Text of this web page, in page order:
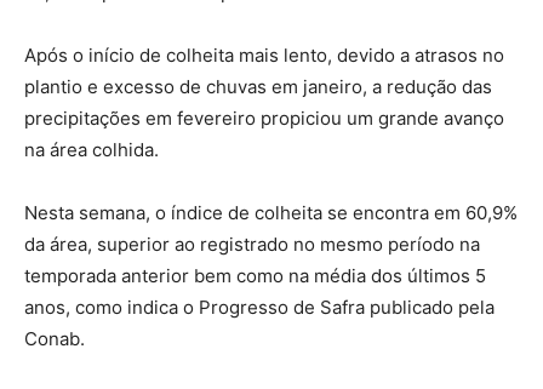
Após o início de colheita mais lento, devido a atrasos no
plantio e excesso de chuvas em janeiro, a redução das
precipitações em fevereiro propiciou um grande avanço
na área colhida.
Nesta semana, o índice de colheita se encontra em 60,9%
da área, superior ao registrado no mesmo período na
temporada anterior bem como na média dos últimos 5
anos, como indica o Progresso de Safra publicado pela
Conab.